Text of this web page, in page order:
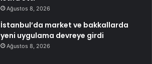
Ağustos 8, 2026
İstanbul’da market ve bakkallarda
yeni uygulama devreye girdi
Ağustos 8, 2026